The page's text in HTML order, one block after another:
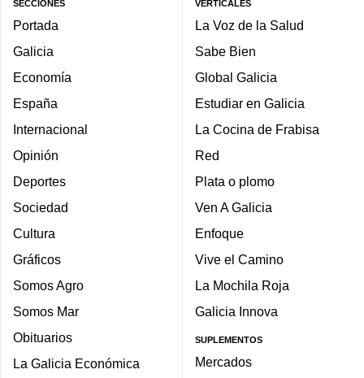
SECCIONES
Portada
Galicia
Economía
España
Internacional
Opinión
Deportes
Sociedad
Cultura
Gráficos
Somos Agro
Somos Mar
Obituarios
La Galicia Económica
VERTICALES
La Voz de la Salud
Sabe Bien
Global Galicia
Estudiar en Galicia
La Cocina de Frabisa
Red
Plata o plomo
Ven A Galicia
Enfoque
Vive el Camino
La Mochila Roja
Galicia Innova
SUPLEMENTOS
Mercados